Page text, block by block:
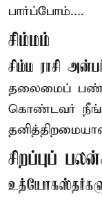
பார்ப்போம்....
சிம்மம்
சிம்ம ராசி
தலைமைப்
கொண்டவர்
சிறப்புப்